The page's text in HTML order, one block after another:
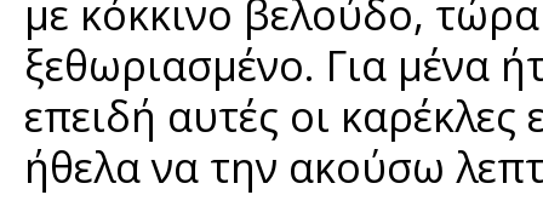
με κόκκινο βελούδο,
ξεθωριασμένο. Για μένα
επειδή αυτές οι
ήθελα να την ακούσω